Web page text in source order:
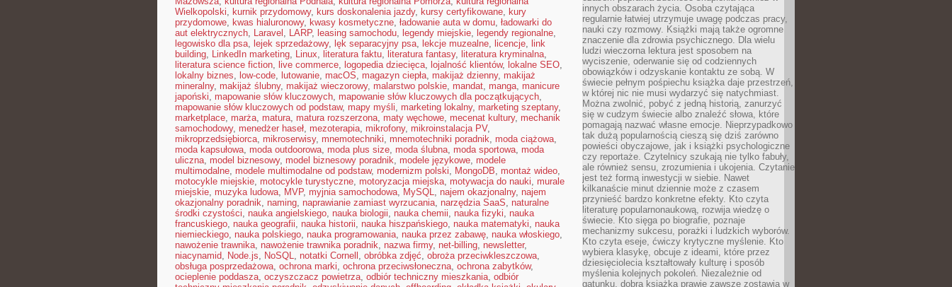
Wielkopolski, kurnik przydomowy, kurs doskonalenia jazdy, kursy certyfikowane, kury
przydomowe, kwas hialuronowy, kwasy kosmetyczne, ładowanie auta w domu, ładowarki do
aut elektrycznych, Laravel , LARP, leasing samochodu, legendy miejskie, legendy regionalne,
legowisko dla psa, lejek sprzedażowy, lęk separacyjny psa, lekcje muzealne, licencje, link
building, LinkedIn marketing, Linux, literatura faktu, literatura fantasy, literatura kryminalna,
literatura science fiction, live commerce, logopedia dziecięca, lojalność klientów, lokalne SEO,
lokalny biznes, low-code, lutowanie, macOS, magazyn ciepła, makijaż dzienny, makijaż
mineralny, makijaż ślubny, makijaż wieczorowy, malarstwo polskie, mandat, manga, manicure
japoński, mapowanie słów kluczowych, mapowanie słów kluczowych dla początkujących,
mapowanie słów kluczowych od podstaw, mapy myśli, marketing lokalny, marketing szeptany,
marketplace, marża, matura, matura rozszerzona, maty węchowe, mecenat kultury, mechanik
samochodowy, menedżer haseł, mezoterapia, mikrofony, mikroinstalacja PV,
mikroprzedsiębiorca, mikroserwisy, mnemotechniki, mnemotechniki poradnik, moda ciążowa,
moda kapsułowa, moda outdoorowa, moda plus size, moda ślubna, moda sportowa, moda
uliczna, model biznesowy, model biznesowy poradnik, modele językowe, modele
multimodalne, modele multimodalne od podstaw, modernizm polski, MongoDB, montaż wideo,
motocykle miejskie, motocykle turystyczne, motoryzacja miejska, motywacja do nauki, murale
miejskie, muzyka ludowa, MVP, myjnia samochodowa, MySQL, najem okazjonalny, najem
okazjonalny poradnik, naming, naprawianie zamiast wyrzucania, narzędzia SaaS, naturalne
środki czystości, nauka angielskiego, nauka biologii, nauka chemii, nauka fizyki, nauka
francuskiego, nauka geografii, nauka historii, nauka hiszpańskiego, nauka matematyki, nauka
niemieckiego, nauka polskiego, nauka programowania, nauka przez zabawę, nauka włoskiego,
nawożenie trawnika, nawożenie trawnika poradnik, nazwa firmy, net-billing, newsletter,
niacynamid, Node.js, NoSQL, notatki Cornell , obróbka zdjęć, obroża przeciwkleszczowa,
obsługa posprzedażowa, ochrona marki, ochrona przeciwsłoneczna, ochrona zabytków,
ocieplenie poddasza, oczyszczacz powietrza, odbiór techniczny mieszkania, odbiór
innych obszarach życia. Osoba czytająca
regularnie łatwiej utrzymuje uwagę podczas pracy,
nauki czy rozmowy. Książki mają także ogromne
znaczenie dla zdrowia psychicznego. Dla wielu
ludzi wieczorna lektura jest sposobem na
wyciszenie, oderwanie się od codziennych
obowiązków i odzyskanie kontaktu ze sobą. W
świecie pełnym pośpiechu książka daje przestrzeń,
w której nic nie musi wydarzyć się natychmiast.
Można zwolnić, pobyć z jedną historią, zanurzyć
się w cudzym świecie albo znaleźć słowa, które
pomagają nazwać własne emocje. Nieprzypadkowo
tak dużą popularnością cieszą się dziś zarówno
powieści obyczajowe, jak i książki psychologiczne
czy reportaże. Czytelnicy szukają nie tylko fabuły,
ale również sensu, zrozumienia i ukojenia. Czytanie
jest też formą inwestycji w siebie. Nawet
kilkanaście minut dziennie może z czasem
przynieść bardzo konkretne efekty. Kto czyta
literaturę popularnonaukową, rozwija wiedzę o
świecie. Kto sięga po biografie, poznaje
mechanizmy sukcesu, porażki i ludzkich wyborów.
Kto czyta eseje, ćwiczy krytyczne myślenie. Kto
wybiera klasykę, obcuje z ideami, które przez
dziesięciolecia kształtowały kulturę i sposób
myślenia kolejnych pokoleń. Niezależnie od
gatunku, dobra książka prawie zawsze zostawia w